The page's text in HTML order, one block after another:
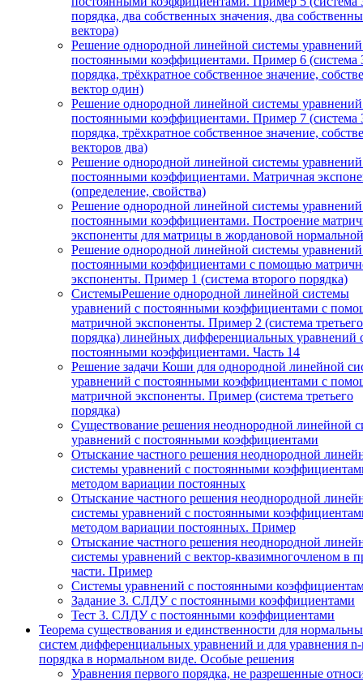
порядка, два собственных значения, два
вектора)
Решение однородной линейной системы
постоянными коэффициентами. Пример 6 (система
порядка, трёхкратное собственное значение,
вектор один)
Решение однородной линейной системы
постоянными коэффициентами. Пример 7 (система
порядка, трёхкратное собственное значение,
векторов два)
Решение однородной линейной системы
постоянными коэффициентами. Матричная
(определение, свойства)
Решение однородной линейной системы
постоянными коэффициентами. Построение
экспоненты для матрицы в жордановой
Решение однородной линейной системы
постоянными коэффициентами с помощью
экспоненты. Пример 1 (система второго порядка)
СистемыРешение однородной линейной системы
уравнений с постоянными коэффициентами с
матричной экспоненты. Пример 2 (система третьего
порядка) линейных дифференциальных уравнений
постоянными коэффициентами. Часть 14
Решение задачи Коши для однородной линейной
уравнений с постоянными коэффициентами с
матричной экспоненты. Пример (система третьего
порядка)
Существование решения неоднородной линейной
уравнений с постоянными коэффициентами
Отыскание частного решения неоднородной
системы уравнений с постоянными
методом вариации постоянных
Отыскание частного решения неоднородной
системы уравнений с постоянными
методом вариации постоянных. Пример
Отыскание частного решения неоднородной
системы уравнений с вектор-квазимногочленом в
части. Пример
Системы уравнений с постоянными
Задание 3. СЛДУ с постоянными коэффициентами
Тест 3. СЛДУ с постоянными коэффициентами
Теорема существования и единственности для
систем дифференциальных уравнений и для уравнения n-
порядка в нормальном виде. Особые решения
Уравнения первого порядка, не разрешенные